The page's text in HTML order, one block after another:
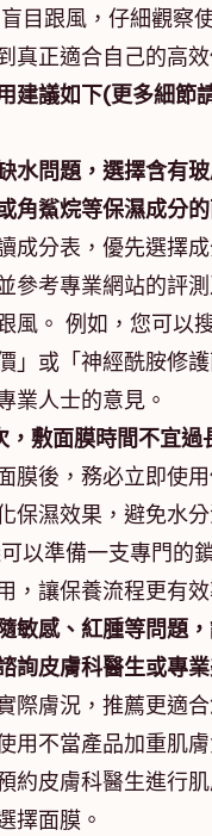
目跟風，仔細觀察
真正適合自己的高效
建議如下(更多細節
水問題，選擇含有
角鯊烷等保濕成分的
成分表，優先選擇
參考專業網站的評
風。 例如，您可以
」或「神經酰胺修
業人士的意見。
敷面膜時間不宜過
膜後，務必立即使
保濕效果，避免水
以準備一支專門的
，讓保養流程更有效
敏感、紅腫等問題
詢皮膚科醫生或專
際膚況，推薦更適
用不當產品加重肌
約皮膚科醫生進行
擇面膜。